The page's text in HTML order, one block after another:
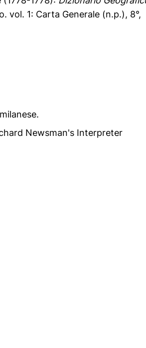
vol. 1: Carta Generale (n.p.), 8°,
Newsman's Interpreter